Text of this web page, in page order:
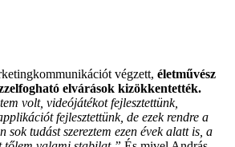
végzett, életművész
elvárások kizökkentették.
volt, videójátékot fejlesztettünk,
fejlesztettünk, de ezek rendre a
sok tudást szereztem ezen évek alatt is, a